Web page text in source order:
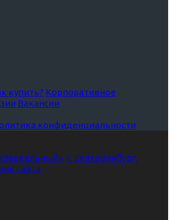
купить? Корпоративное
Вакансии
конфиденциальности
г. Екатеринбург.
сайта